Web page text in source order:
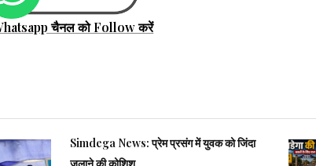
चैनल को Follow करें
Simdega News: प्रेम प्रसंग में युवक को जिंदा